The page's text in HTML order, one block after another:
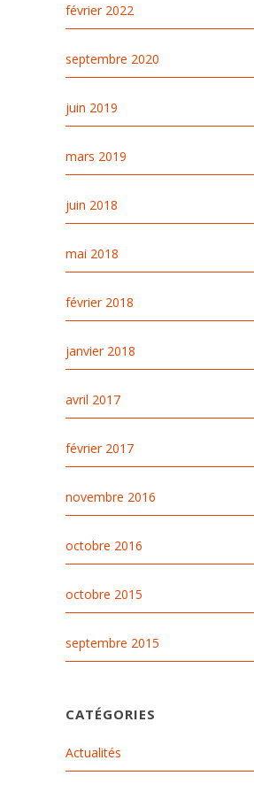
février 2022
septembre 2020
juin 2019
mars 2019
juin 2018
mai 2018
février 2018
janvier 2018
avril 2017
février 2017
novembre 2016
octobre 2016
octobre 2015
septembre 2015
CATÉGORIES
Actualités